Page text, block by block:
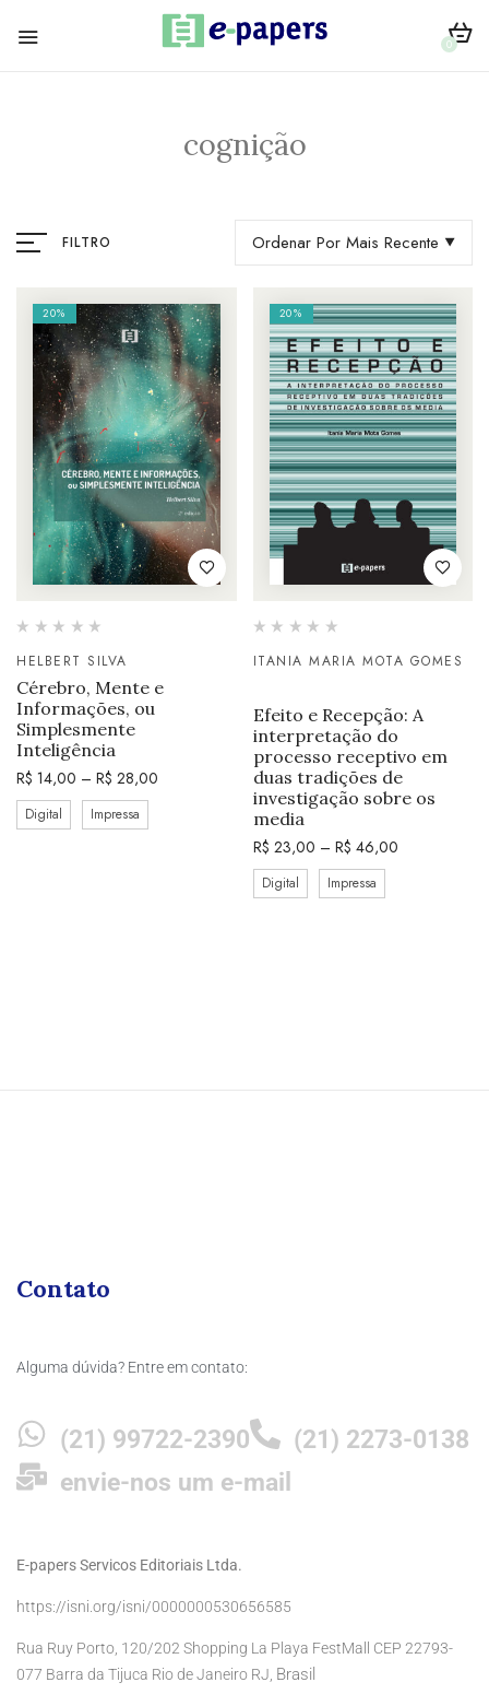
0
cognição
FILTRO Ordenar Por Mais Recente
20%
HELBERT SILVA
Cérebro, Mente e
Informações, ou
Simplesmente
Inteligência
R$ 14,00 – R$ 28,00
Digital Impressa
20%
ITANIA MARIA MOTA GOMES
Efeito e Recepção: A
interpretação do
processo receptivo em
duas tradições de
investigação sobre os
media
R$ 23,00 – R$ 46,00
Digital Impressa
Contato
Alguma dúvida? Entre em contato:
(21) 99722-2390
(21) 2273-0138
envie-nos um e-mail
E-papers Servicos Editoriais Ltda.
https://isni.org/isni/0000000530656585
Rua Ruy Porto, 120/202 Shopping La Playa FestMall CEP 22793-
077 Barra da Tijuca Rio de Janeiro RJ, Brasil